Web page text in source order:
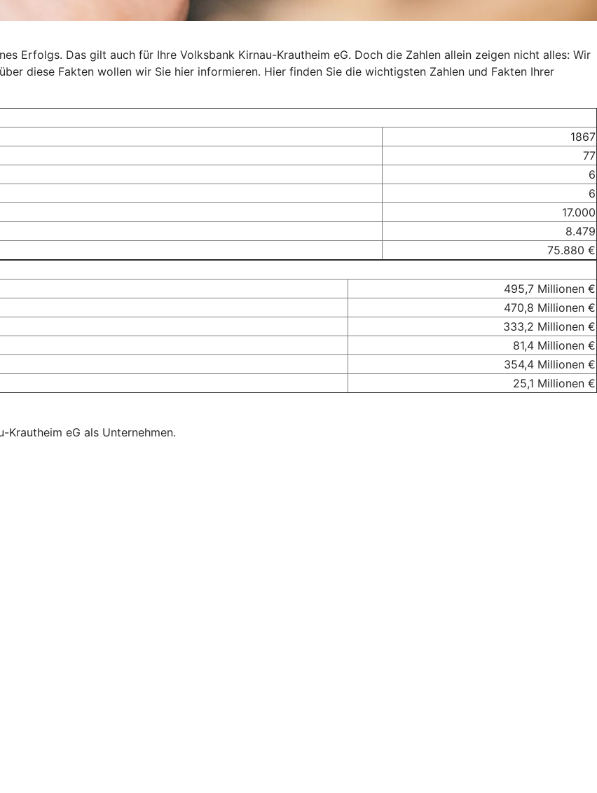
Erfolgs. Das gilt auch für Ihre Volksbank Kirnau-Krautheim eG. Doch die Zahlen allein zeigen nicht alles: Wir
diese Fakten wollen wir Sie hier informieren. Hier finden Sie die wichtigsten Zahlen und Fakten Ihrer
1867
77
6
6
17.000
8.479
75.880 €
495,7 Millionen €
470,8 Millionen €
333,2 Millionen €
81,4 Millionen €
354,4 Millionen €
25,1 Millionen €
eG als Unternehmen.